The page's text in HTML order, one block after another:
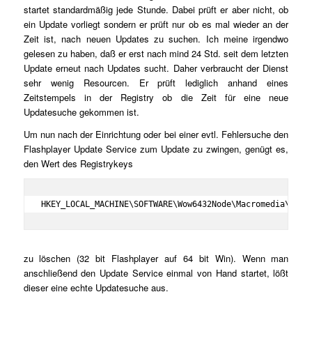
startet standardmäßig jede Stunde. Dabei prüft er aber nicht, ob
ein Update vorliegt sondern er prüft nur ob es mal wieder an der
Zeit ist, nach neuen Updates zu suchen. Ich meine irgendwo
gelesen zu haben, daß er erst nach mind 24 Std. seit dem letzten
Update erneut nach Updates sucht. Daher verbraucht der Dienst
sehr wenig Resourcen. Er prüft lediglich anhand eines
Zeitstempels in der Registry ob die Zeit für eine neue
Updatesuche gekommen ist.
Um nun nach der Einrichtung oder bei einer evtl. Fehlersuche den
Flashplayer Update Service zum Update zu zwingen, genügt es,
den Wert des Registrykeys
zu löschen (32 bit Flashplayer auf 64 bit Win). Wenn man
anschließend den Update Service einmal von Hand startet, lößt
dieser eine echte Updatesuche aus.